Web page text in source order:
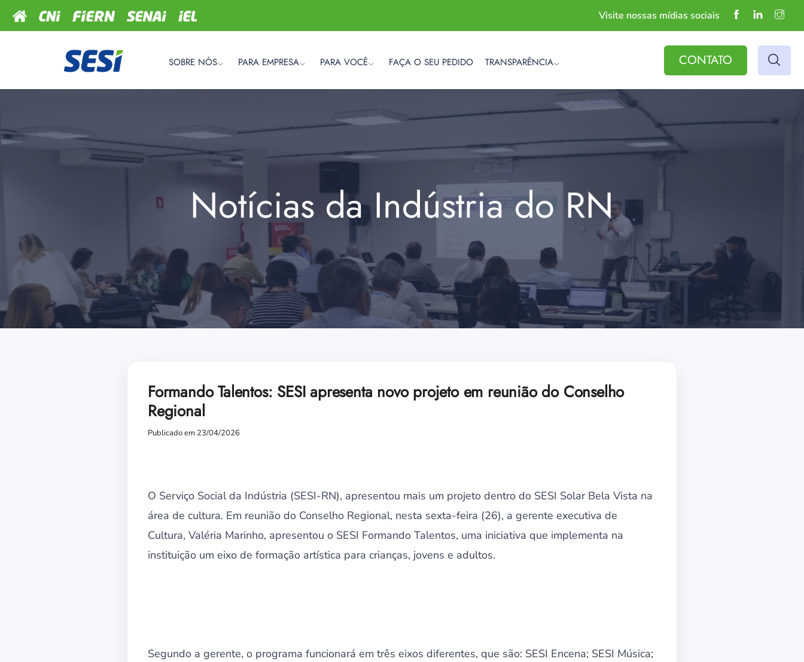
Visite nossas mídias sociais
SOBRE NÓS PARA EMPRESA PARA VOCÊ FAÇA O SEU PEDIDO TRANSPARÊNCIA CONTATO
Notícias da Indústria do RN
Formando Talentos: SESI apresenta novo projeto em reunião do Conselho
Regional
Publicado em 23/04/2026
O Serviço Social da Indústria (SESI-RN), apresentou mais um projeto dentro do SESI Solar Bela Vista na
área de cultura. Em reunião do Conselho Regional, nesta sexta-feira (26), a gerente executiva de
Cultura, Valéria Marinho, apresentou o SESI Formando Talentos, uma iniciativa que implementa na
instituição um eixo de formação artística para crianças, jovens e adultos.
Segundo a gerente, o programa funcionará em três eixos diferentes, que são: SESI Encena; SESI Música;